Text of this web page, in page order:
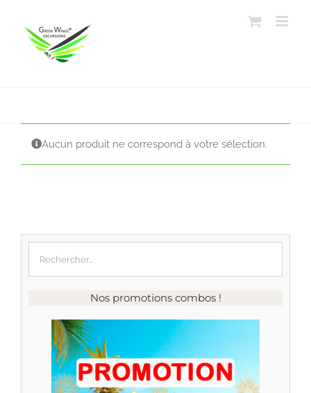
contenu
Aucun produit ne correspond à votre sélection.
Nos promotions combos !